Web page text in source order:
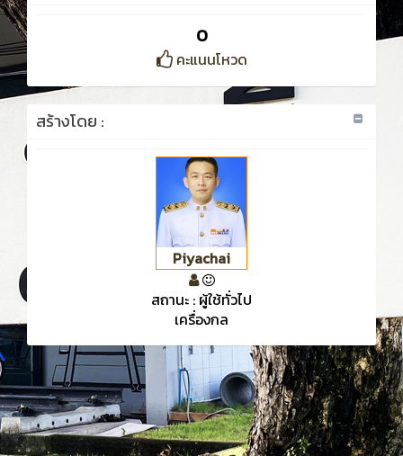
0
คะแนนโหวด
สร้างโดย :
Piyachai
สถานะ : ผู้ใช้ทั่วไป
เครื่องกล